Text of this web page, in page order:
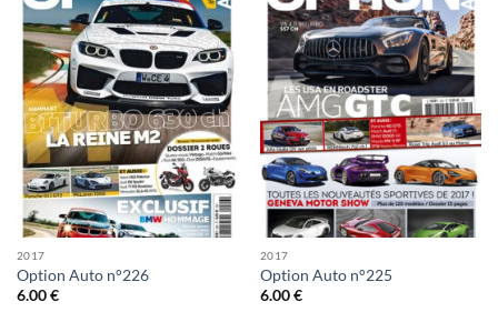
2017
Option Auto n°226
6.00€
2017
Option Auto n°225
6.00€